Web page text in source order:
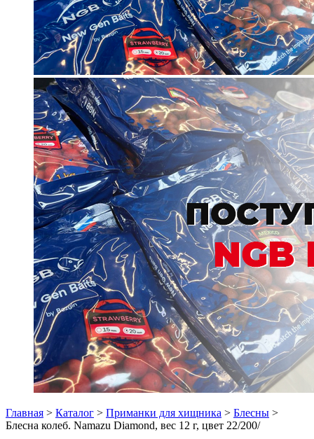
Главная > Каталог > Приманки для хищника > Блесны >
Блесна колеб. Namazu Diamond, вес 12 г, цвет 22/200/